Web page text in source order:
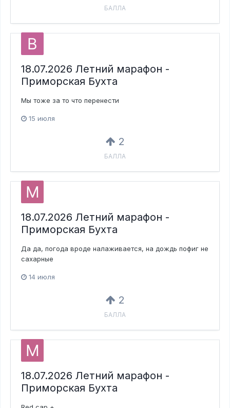
БАЛЛА
18.07.2026 Летний марафон -
Приморская Бухта
Мы тоже за то что перенести
15 июля
2
БАЛЛА
18.07.2026 Летний марафон -
Приморская Бухта
Да да, погода вроде налаживается, на дождь пофиг не
сахарные
14 июля
2
БАЛЛА
18.07.2026 Летний марафон -
Приморская Бухта